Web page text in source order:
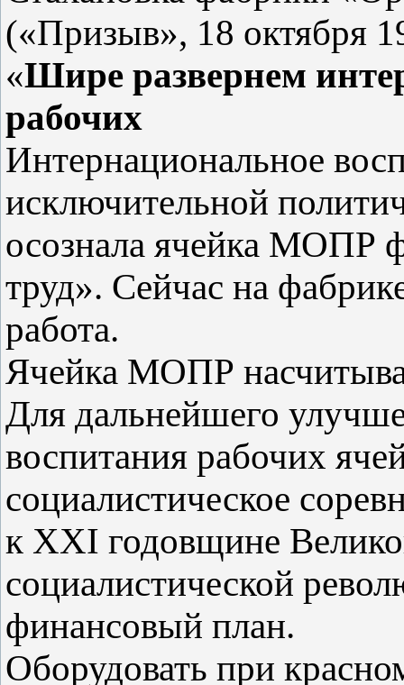
(«Призыв», 18 октября
«Шире развернем
рабочих
Интернациональное
исключительной
осознала ячейка МОПР
труд». Сейчас на
работа.
Ячейка МОПР
Для дальнейшего
воспитания рабочих
социалистическое
к ХХІ годовщине
социалистической
финансовый план.
Оборудовать при